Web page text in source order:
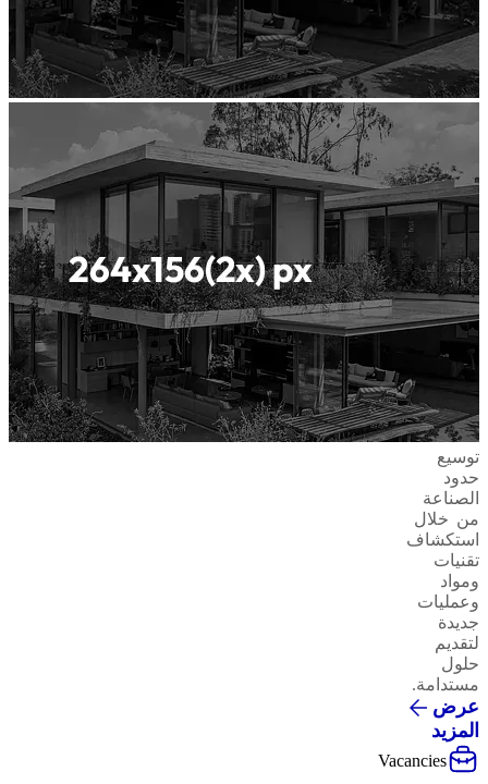
توسيع
حدود
الصناعة
من خلال
استكشاف
تقنيات
ومواد
وعمليات
جديدة
لتقديم
حلول
مستدامة.
عرض
المزيد
Vacancies